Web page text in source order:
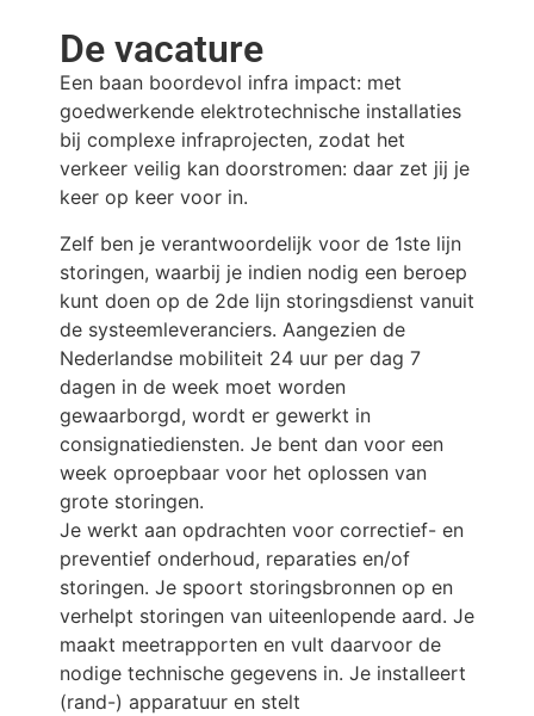
De vacature
Een baan boordevol infra impact: met
goedwerkende elektrotechnische installaties
bij complexe infraprojecten, zodat het
verkeer veilig kan doorstromen: daar zet jij je
keer op keer voor in.
Zelf ben je verantwoordelijk voor de 1ste lijn
storingen, waarbij je indien nodig een beroep
kunt doen op de 2de lijn storingsdienst vanuit
de systeemleveranciers. Aangezien de
Nederlandse mobiliteit 24 uur per dag 7
dagen in de week moet worden
gewaarborgd, wordt er gewerkt in
consignatiediensten. Je bent dan voor een
week oproepbaar voor het oplossen van
grote storingen.
Je werkt aan opdrachten voor correctief- en
preventief onderhoud, reparaties en/of
storingen. Je spoort storingsbronnen op en
verhelpt storingen van uiteenlopende aard. Je
maakt meetrapporten en vult daarvoor de
nodige technische gegevens in. Je installeert
(rand-) apparatuur en stelt